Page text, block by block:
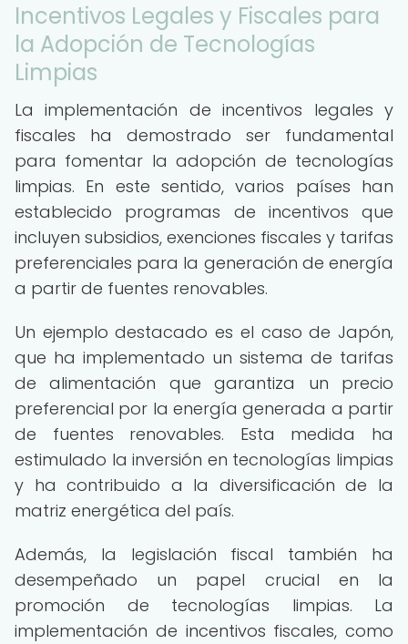
Incentivos Legales y Fiscales para
la Adopción de Tecnologías
Limpias
La implementación de incentivos legales y
fiscales ha demostrado ser fundamental
para fomentar la adopción de tecnologías
limpias. En este sentido, varios países han
establecido programas de incentivos que
incluyen subsidios, exenciones fiscales y tarifas
preferenciales para la generación de energía
a partir de fuentes renovables.
Un ejemplo destacado es el caso de Japón,
que ha implementado un sistema de tarifas
de alimentación que garantiza un precio
preferencial por la energía generada a partir
de fuentes renovables. Esta medida ha
estimulado la inversión en tecnologías limpias
y ha contribuido a la diversificación de la
matriz energética del país.
Además, la legislación fiscal también ha
desempeñado un papel crucial en la
promoción de tecnologías limpias. La
implementación de incentivos fiscales, como